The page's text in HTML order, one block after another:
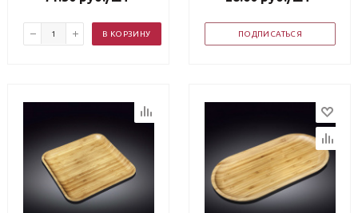
В КОРЗИНУ ПОДПИСАТЬСЯ